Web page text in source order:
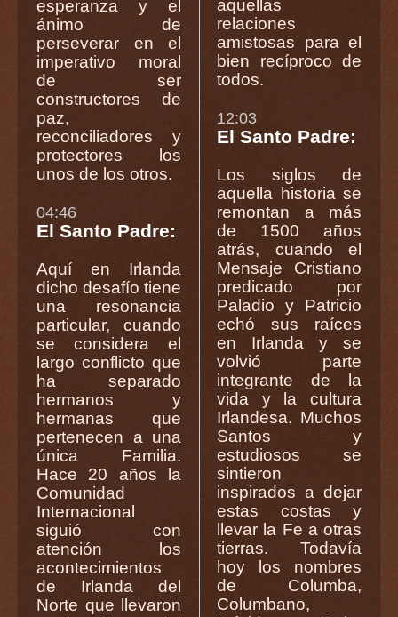
esperanza y el
ánimo de
perseverar en el
imperativo moral
de ser
constructores de
paz,
reconciliadores y
protectores los
unos de los otros.
04:46
El Santo Padre:
Aquí en Irlanda
dicho desafío tiene
una resonancia
particular, cuando
se considera el
largo conflicto que
ha separado
hermanos y
hermanas que
pertenecen a una
única Familia.
Hace 20 años la
Comunidad
Internacional
siguió con
atención los
acontecimientos
de Irlanda del
Norte que llevaron
aquellas
relaciones
amistosas para el
bien recíproco de
todos.
12:03
El Santo Padre:
Los siglos de
aquella historia se
remontan a más
de 1500 años
atrás, cuando el
Mensaje Cristiano
predicado por
Paladio y Patricio
echó sus raíces
en Irlanda y se
volvió parte
integrante de la
vida y la cultura
Irlandesa. Muchos
Santos y
estudiosos se
sintieron
inspirados a dejar
estas costas y
llevar la Fe a otras
tierras. Todavía
hoy los nombres
de Columba,
Columbano,